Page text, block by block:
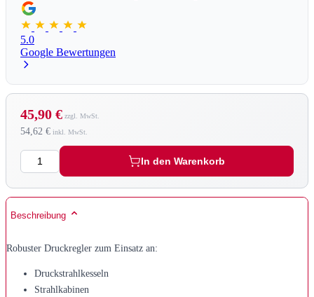
5.0
Google Bewertungen
54,62 €
45,90 €
Menge
In den Warenkorb
Beschreibung
Robuster Druckregler zum Einsatz an:
Druckstrahlkesseln
Strahlkabinen